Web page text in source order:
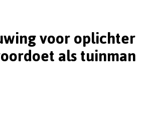
voor oplichter
als tuinman